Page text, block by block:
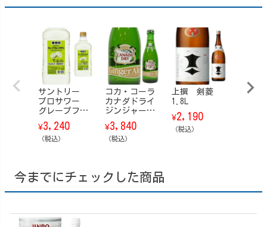
サントリー
プロサワー
グレープフル
ーツ コン
ク ペットボ
トル 1.8L
¥3,240
（税込）
コカ・コーラ
カナダドライ
ジンジャーエ
ール 瓶 207ml
24本/ケース
¥3,840
（税込）
上撰 剣菱
1.8L
¥2,190
（税込）
サン
今までにチェックした商品